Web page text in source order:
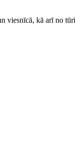
viesnīcā, kā arī no